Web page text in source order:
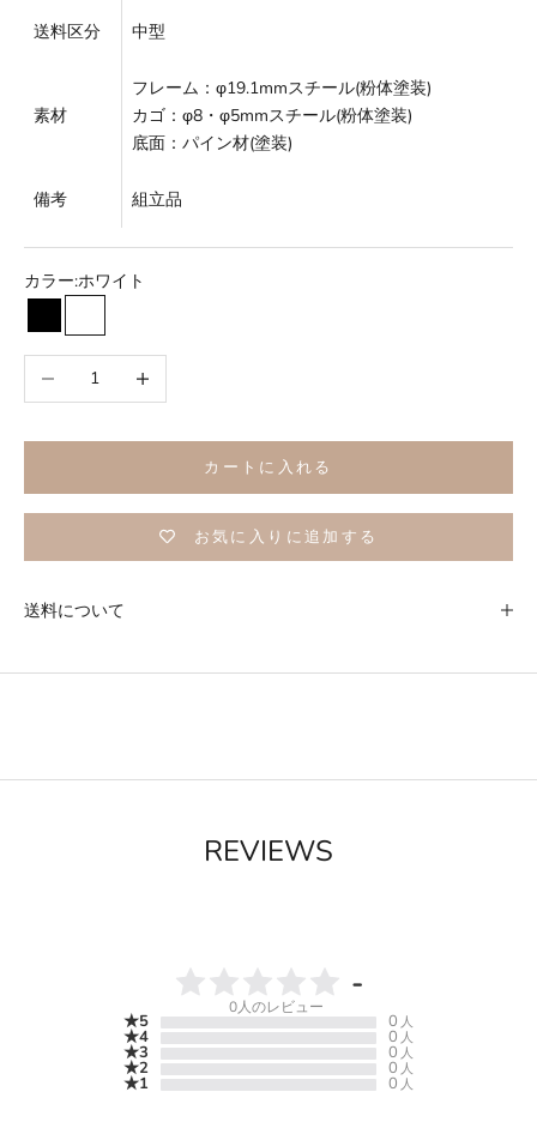
送料区分 中型
素材
フレーム：φ19.1mmスチール(粉体塗装)
カゴ：φ8・φ5mmスチール(粉体塗装)
底面：パイン材(塗装)
備考 組立品
カラー:ホワイト
ブラック
数量を減らす
数量を増やす
カートに入れる
お気に入りに追加する
送料について
REVIEWS
-
0人のレビュー
★5 0 人
★4 0 人
★3 0 人
★2 0 人
★1 0 人